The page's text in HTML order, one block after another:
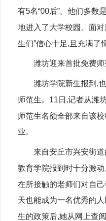
有5名“00后”。他们多数
地进入了大学校园。面
生们”信心十足,且充满了
潍坊迎来首批免费师
潍坊学院新生报到,
师范生。11日,记者从潍
师范生名额全部来自该
业。
来自安丘市兴安街
教育学院报到时十分激
在所接触的老师们对自
天也能成为一名优秀的
生的政策后,她从网上查